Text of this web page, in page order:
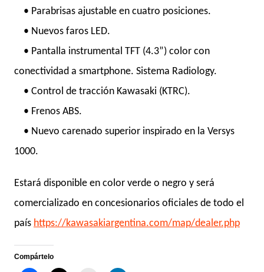
• Parabrisas ajustable en cuatro posiciones.
• Nuevos faros LED.
• Pantalla instrumental TFT (4.3”) color con
conectividad a smartphone. Sistema Radiology.
• Control de tracción Kawasaki (KTRC).
• Frenos ABS.
• Nuevo carenado superior inspirado en la Versys
1000.
Estará disponible en color verde o negro y será
comercializado en concesionarios oficiales de todo el
país https://kawasakiargentina.com/map/dealer.php
Compártelo